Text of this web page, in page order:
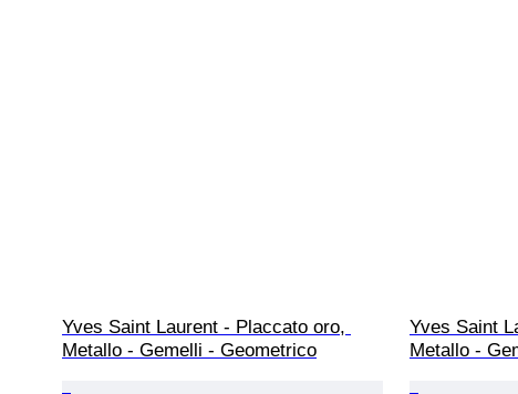
Yves Saint Laurent - Placcato oro,
Metallo - Gemelli - Geometrico
Yves Saint
Metallo -